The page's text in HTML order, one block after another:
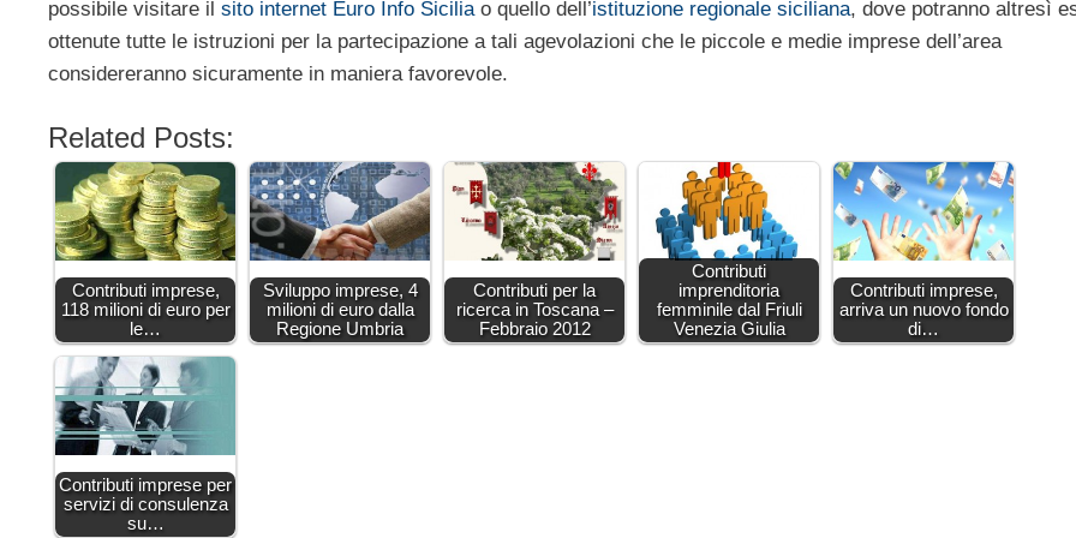
possibile visitare il sito internet Euro Info Siciliao quello dell’istituzione regionale siciliana, dove potranno altresì
ottenute tutte le istruzioni per la partecipazione a tali agevolazioni che le piccole e medie imprese dell’area
considereranno sicuramente in maniera favorevole.
Related Posts:
Contributi imprese,
118 milioni di euro per
le…
Sviluppo imprese, 4
milioni di euro dalla
Regione Umbria
Contributi per la
ricerca in Toscana –
Febbraio 2012
Contributi
imprenditoria
femminile dal Friuli
Venezia Giulia
Contributi imprese,
arriva un nuovo fondo
di…
Contributi imprese per
servizi di consulenza
su…